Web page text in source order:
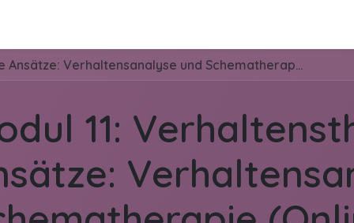
Modul 11: Verhaltenstherapeutische Ansätze: Verhaltensanalyse und Schematherapie (Online) (Termin: 9.-10. Juli 2027)
11: